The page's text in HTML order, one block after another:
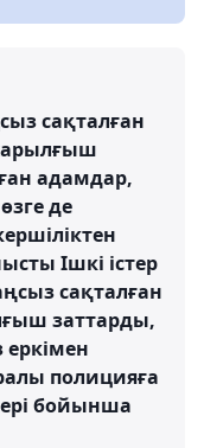
сақталған
адамдар,
де
Ішкі істер
сақталған
заттарды,
полицияға
бойынша